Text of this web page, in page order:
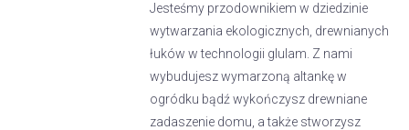
Jesteśmy przodownikiem w dziedzinie
wytwarzania ekologicznych, drewnianych
łuków w technologii glulam. Z nami
wybudujesz wymarzoną altankę w
ogródku bądź wykończysz drewniane
zadaszenie domu, a także stworzysz